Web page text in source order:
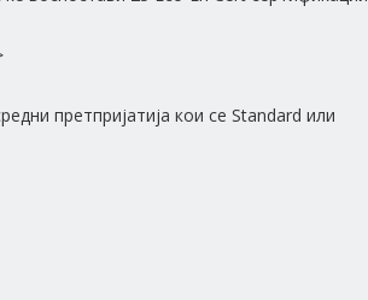
претпријатија кои се Standard или